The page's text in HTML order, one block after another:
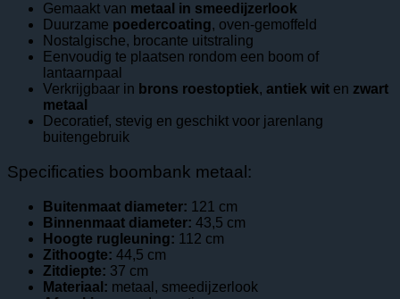
Gemaakt van metaal in smeedijzerlook
Duurzame poedercoating, oven‑gemoffeld
Nostalgische, brocante uitstraling
Eenvoudig te plaatsen rondom een boom of
lantaarnpaal
Verkrijgbaar in brons roestoptiek, antiek wit en zwart
metaal
Decoratief, stevig en geschikt voor jarenlang
buitengebruik
Specificaties boombank metaal:
Buitenmaat diameter: 121 cm
Binnenmaat diameter: 43,5 cm
Hoogte rugleuning: 112 cm
Zithoogte: 44,5 cm
Zitdiepte: 37 cm
Materiaal: metaal, smeedijzerlook